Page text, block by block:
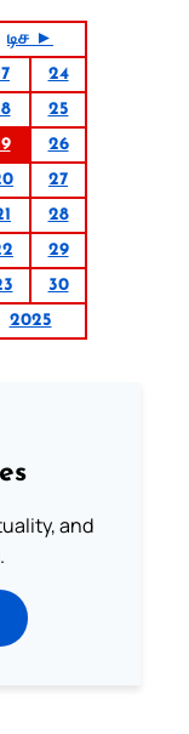
டிச ►
24
25
26
27
28
29
30
2025
and